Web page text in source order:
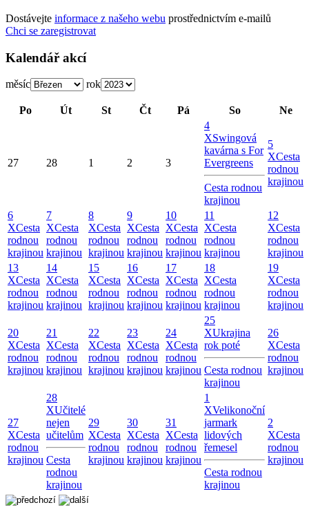
Dostávejte informace z našeho webu prostřednictvím e-mailů
Chci se zaregistrovat
Kalendář akcí
měsíc rok
Po Út St Čt Pá So Ne
27 28 1 2 3
4
XSwingová
kavárna s For
Evergreens
Cesta rodnou
krajinou
5
XCesta
rodnou
krajinou
6
XCesta
rodnou
krajinou
7
XCesta
rodnou
krajinou
8
XCesta
rodnou
krajinou
9
XCesta
rodnou
krajinou
10
XCesta
rodnou
krajinou
11
XCesta
rodnou
krajinou
12
XCesta
rodnou
krajinou
13
XCesta
rodnou
krajinou
14
XCesta
rodnou
krajinou
15
XCesta
rodnou
krajinou
16
XCesta
rodnou
krajinou
17
XCesta
rodnou
krajinou
18
XCesta
rodnou
krajinou
19
XCesta
rodnou
krajinou
20
XCesta
rodnou
krajinou
21
XCesta
rodnou
krajinou
22
XCesta
rodnou
krajinou
23
XCesta
rodnou
krajinou
24
XCesta
rodnou
krajinou
25
XUkrajina
rok poté
Cesta rodnou
krajinou
26
XCesta
rodnou
krajinou
27
XCesta
rodnou
krajinou
28
XUčitelé
nejen
učitelům
Cesta
rodnou
krajinou
29
XCesta
rodnou
krajinou
30
XCesta
rodnou
krajinou
31
XCesta
rodnou
krajinou
1
XVelikonoční
jarmark
lidových
řemesel
Cesta rodnou
krajinou
2
XCesta
rodnou
krajinou